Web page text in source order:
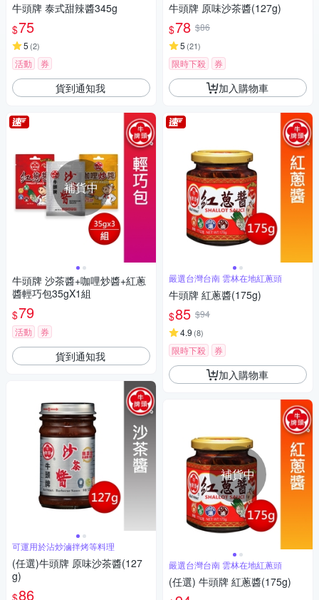
牛頭牌 泰式甜辣醬345g
$75
5 (2)
活動 券
貨到通知我
補貨中
牛頭牌 沙茶醬+咖哩炒醬+紅蔥
醬輕巧包35gX1組
$79
活動 券
貨到通知我
可運用於沾炒滷拌烤等料理
(任選)牛頭牌 原味沙茶醬(127
g)
86
牛頭牌 原味沙茶醬(127g)
$78 $86
5 (21)
限時下殺 券
加入購物車
嚴選台灣台南 雲林在地紅蔥頭
牛頭牌 紅蔥醬(175g)
$85 $94
4.9 (8)
限時下殺 券
加入購物車
補貨中
嚴選台灣台南 雲林在地紅蔥頭
(任選) 牛頭牌 紅蔥醬(175g)